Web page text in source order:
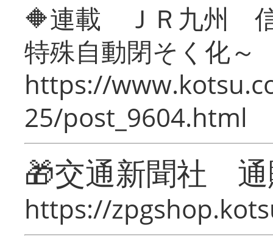
🔶連載 ＪＲ九州 信
特殊自動閉そく化～
https://
25/post_9604.html
🎁交通新聞社
https://